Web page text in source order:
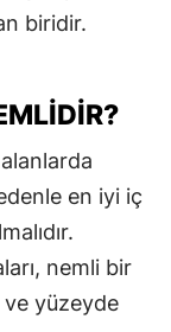
biridir.
en iyi iç
nemli bir
yüzeyde